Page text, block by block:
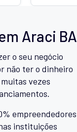
Araci BA
o seu negócio
não ter o dinheiro
vezes
empreendedores
instituições